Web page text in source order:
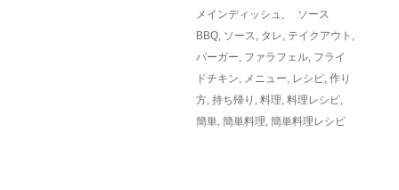
メインディッシュ ,
ソース
BBQ, ソース, タレ, テイクアウト ,
バーガー, ファラフェル, フライ
ドチキン, メニュー, レシピ, 作り
方, 持ち帰り , 料理, 料理レシピ,
簡単, 簡単料理, 簡単料理レシピ